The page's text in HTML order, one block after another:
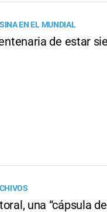
EN EL MUNDIAL
de estar
una “cápsula